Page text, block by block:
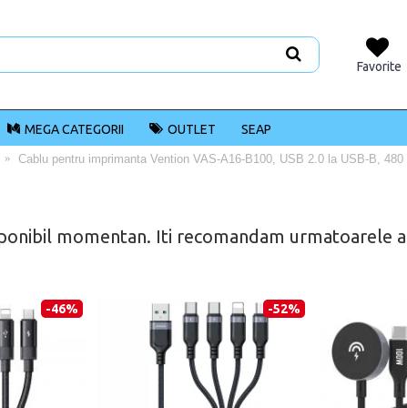
Favorite
MEGA CATEGORII OUTLET SEAP
Cablu pentru imprimanta Vention VAS-A16-B100, USB 2.0 la USB-B,
momentan. Iti recomandam urmatoarele
-46% -52%